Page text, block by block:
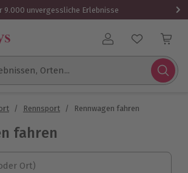
9.000 unvergessliche Erlebnisse
Benutzerkonto
Orten...
/ Rennsport / Rennwagen fahren
fahren
Ort)